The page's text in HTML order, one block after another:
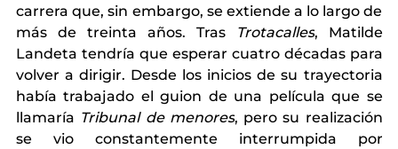
carrera que, sin embargo, se extiende a lo largo de
más de treinta años. Tras
Trotacalles, Matilde
Landeta tendría que esperar cuatro décadas para
volver a dirigir. Desde los inicios de su trayectoria
había trabajado el guion de una película que se
llamaría Tribunal de menores, pero su realización
se vio constantemente interrumpida por